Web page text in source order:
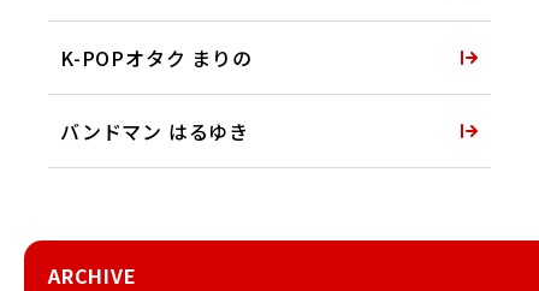
K-POPオタク まりの
バンドマン はるゆき
ARCHIVE